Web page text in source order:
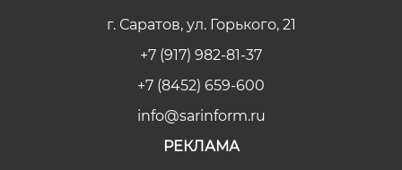
г. Саратов, ул. Горького, 21
+7 (917) 982-81-37
+7 (8452) 659-600
info@sarinform.ru
РЕКЛАМА